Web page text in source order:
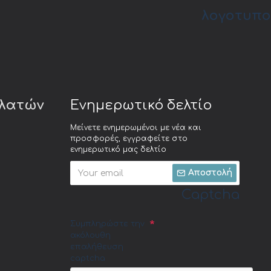
λογοτυπο
Ενημερωτικό δελτίο
Μείνετε ενημερωμένοι με νέα και
προσφορές, εγγραφείτε στο
ενημερωτικό μας δελτίο
Αποστολή
Captcha
Συμπληρώστε την
ακόλουθη
επαλήθευση
captcha